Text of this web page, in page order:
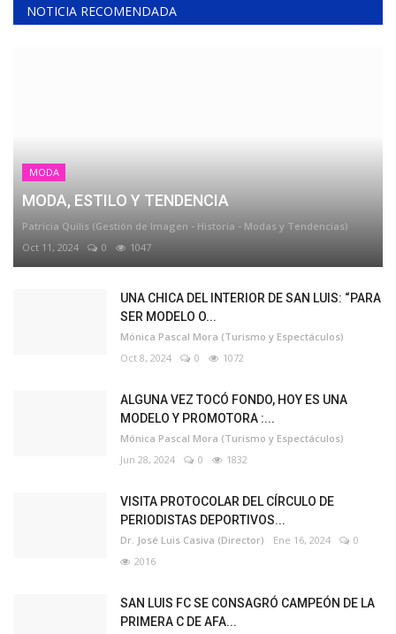
NOTICIA RECOMENDADA
MODA
MODA, ESTILO Y TENDENCIA
Patricia Quilis (Gestión de Imagen - Historia - Modas y Tendencias)
Oct 11, 2024
0 1047
UNA CHICA DEL INTERIOR DE SAN LUIS: “PARA
SER MODELO O...
Mónica Pascal Mora (Turismo y Espectáculos)
Oct 8, 2024
0 1072
ALGUNA VEZ TOCÓ FONDO, HOY ES UNA
MODELO Y PROMOTORA :...
Mónica Pascal Mora (Turismo y Espectáculos)
Jun 28, 2024
0 1832
VISITA PROTOCOLAR DEL CÍRCULO DE
PERIODISTAS DEPORTIVOS...
Dr. José Luis Casiva (Director) Ene 16, 2024
0
2016
SAN LUIS FC SE CONSAGRÓ CAMPEÓN DE LA
PRIMERA C DE AFA...